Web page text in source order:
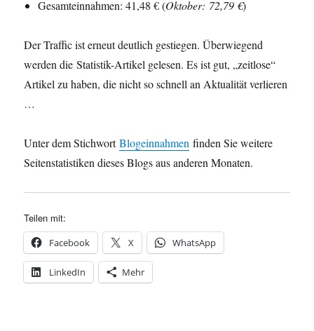
Gesamteinnahmen: 41,48 € (Oktober: 72,79 €)
Der Traffic ist erneut deutlich gestiegen. Überwiegend
werden die Statistik-Artikel gelesen. Es ist gut, „zeitlose“
Artikel zu haben, die nicht so schnell an Aktualität verlieren
…
Unter dem StichwortBlogeinnahmen finden Sie weitere
Seitenstatistiken dieses Blogs aus anderen Monaten.
Teilen mit:
Facebook X WhatsApp
LinkedIn Mehr